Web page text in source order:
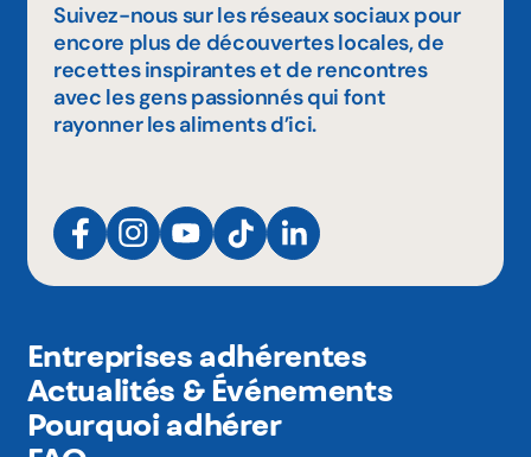
Suivez-nous sur les réseaux sociaux pour
encore plus de découvertes locales, de
recettes inspirantes et de rencontres
avec les gens passionnés qui font
rayonner les aliments d’ici.
Entreprises adhérentes
Actualités & Événements
Pourquoi adhérer